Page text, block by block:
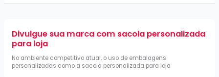
Divulgue sua marca com sacola personalizada
para loja
No ambiente competitivo atual, o uso de embalagens
personalizadas como a sacola personalizada para loja